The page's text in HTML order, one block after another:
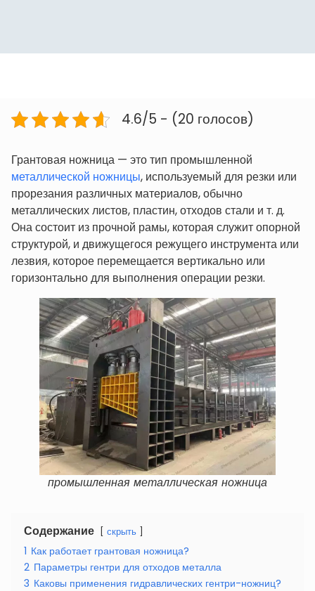
4.6/5 - (20 голосов)
Грантовая ножница — это тип промышленной
металлической ножницы, используемый для резки или
прорезания различных материалов, обычно
металлических листов, пластин, отходов стали и т. д.
Она состоит из прочной рамы, которая служит опорной
структурой, и движущегося режущего инструмента или
лезвия, которое перемещается вертикально или
горизонтально для выполнения операции резки.
промышленная металлическая ножница
Содержание скрыть
1 Как работает грантовая ножница?
2 Параметры гентри для отходов металла
3 Каковы применения гидравлических гентри-ножниц?